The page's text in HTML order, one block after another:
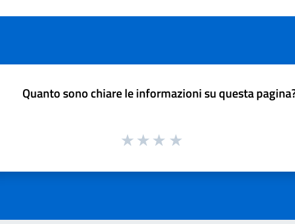
Quanto sono chiare le informazioni su questa